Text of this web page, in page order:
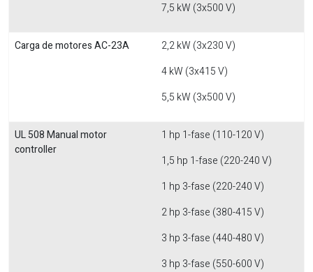
7,5 kW (3x500 V)
Carga de motores AC-23A
2,2 kW (3x230 V)
4 kW (3x415 V)
5,5 kW (3x500 V)
UL 508 Manual motor
controller
1 hp 1-fase (110-120 V)
1,5 hp 1-fase (220-240 V)
1 hp 3-fase (220-240 V)
2 hp 3-fase (380-415 V)
3 hp 3-fase (440-480 V)
3 hp 3-fase (550-600 V)